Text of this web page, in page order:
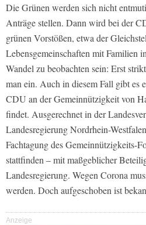
Die Grünen werden sich nicht
Anträge stellen. Dann wird bei der
grünen Vorstößen, etwa der
Lebensgemeinschaften mit Familien
Wandel zu beobachten sein: Erst
man ein. Auch in diesem Fall gibt es
CDU an der Gemeinnützigkeit von
findet. Ausgerechnet in der
Landesregierung Nordrhein-
Fachtagung des Gemeinnützigkeits-
stattfinden – mit maßgeblicher
Landesregierung. Wegen Corona
werden. Doch aufgeschoben ist
Anzeige